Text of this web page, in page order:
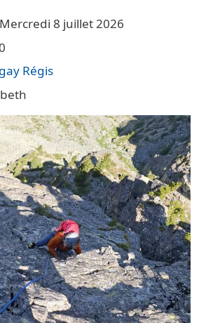
Mercredi 8 juillet 2026
Régis
Escalade